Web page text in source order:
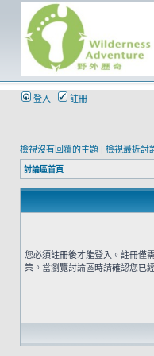
登入 註冊
檢視沒有回覆的主題 | 檢視最近討
討論區首頁
您必須註冊後才能登入。註冊僅
策。當瀏覽討論區時請確認您已